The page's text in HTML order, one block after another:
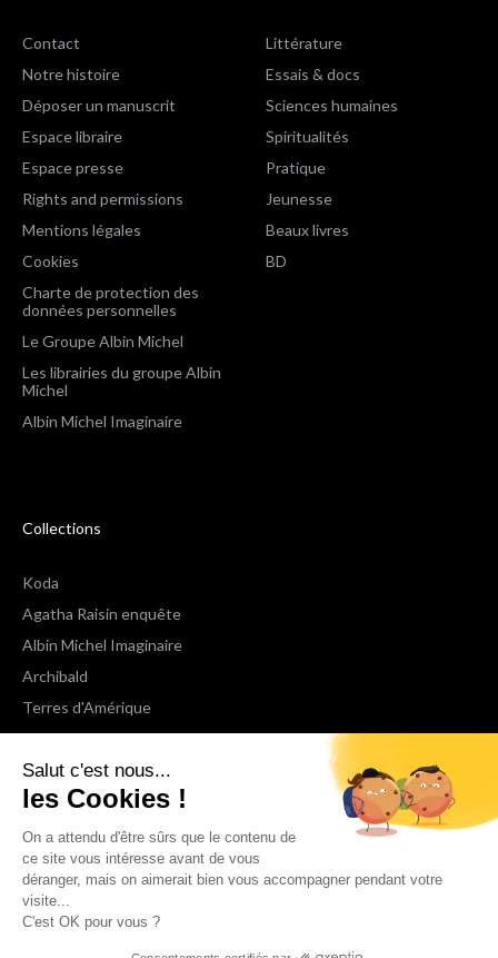
Salut c'est nous...
les Cookies !
On a attendu d'être sûrs que le contenu de
ce site vous intéresse avant de vous
déranger, mais on aimerait bien vous accompagner pendant votre
visite...
C'est OK pour vous ?
Contact
Notre histoire
Déposer un manuscrit
Espace libraire
Espace presse
Rights and permissions
Mentions légales
Cookies
Charte de protection des
données personnelles
Le Groupe Albin Michel
Les librairies du groupe Albin
Michel
Albin Michel Imaginaire
Littérature
Essais & docs
Sciences humaines
Spiritualités
Pratique
Jeunesse
Beaux livres
BD
Collections
Koda
Agatha Raisin enquête
Albin Michel Imaginaire
Archibald
Terres d'Amérique
Espaces Libres Poche
NOX
Wiz
Voir toutes les collections
Nous suivre